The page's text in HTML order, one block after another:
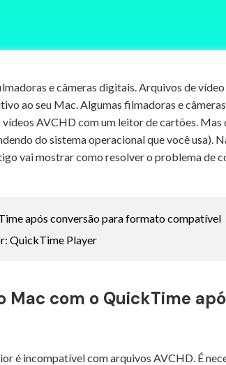
e câmeras digitais. Arquivos de
ao seu Mac. Algumas filmadoras e
AVCHD com um leitor de cartões.
do sistema operacional que você usa).
vai mostrar como resolver o problema de
após conversão para formato compatível
QuickTime Player
Mac com o QuickTime
é incompatível com arquivos AVCHD. É